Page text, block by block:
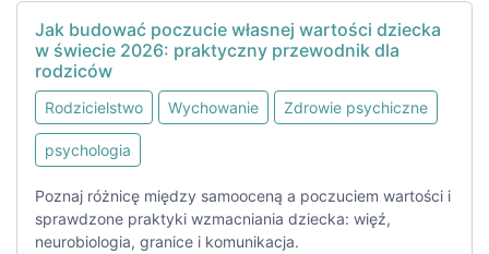
Jak budować poczucie własnej wartości dziecka
w świecie 2026: praktyczny przewodnik dla
rodziców
Rodzicielstwo Wychowanie Zdrowie psychiczne
psychologia
Poznaj różnicę między samooceną a poczuciem wartości i
sprawdzone praktyki wzmacniania dziecka: więź,
neurobiologia, granice i komunikacja.